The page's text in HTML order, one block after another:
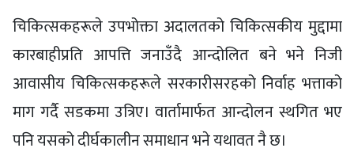
चिकित्सकहरूले उपभोक्ता अदालतको चिकित्सकीय मुद्दामा
कारबाहीप्रति आपत्ति जनाउँदै आन्दोलित बने भने निजी
आवासीय चिकित्सकहरूले सरकारीसरहको निर्वाह भत्ताको
माग गर्दै सडकमा उत्रिए। वार्तामार्फत आन्दोलन स्थगित भए
पनि यसको दीर्घकालीन समाधान भने यथावत नै छ।